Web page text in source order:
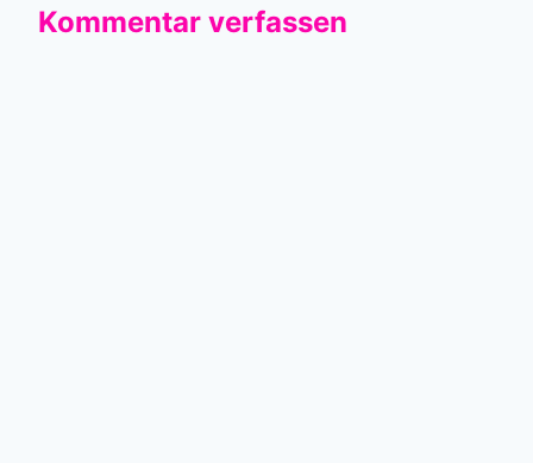
Kommentar verfassen